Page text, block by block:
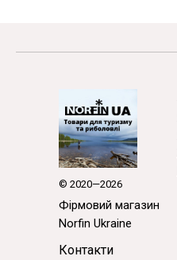
© 2020—2026
Фірмовий магазин
Norfin Ukraine
Контакти